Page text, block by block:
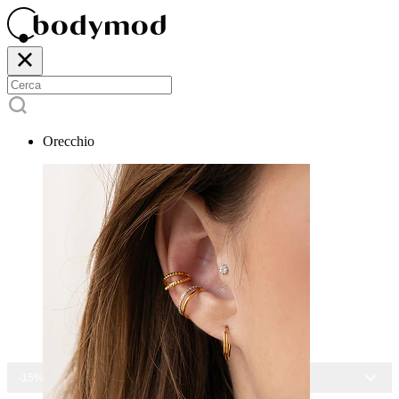
Orecchio
-15% SU TUTTI I GIOIELLI